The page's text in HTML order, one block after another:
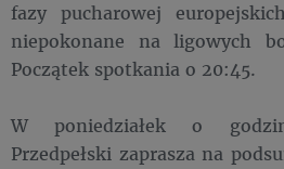
fazy pucharowej
niepokonane na ligowych
Początek spotkania o 20:45.
W poniedziałek o
Przedpełski zaprasza na